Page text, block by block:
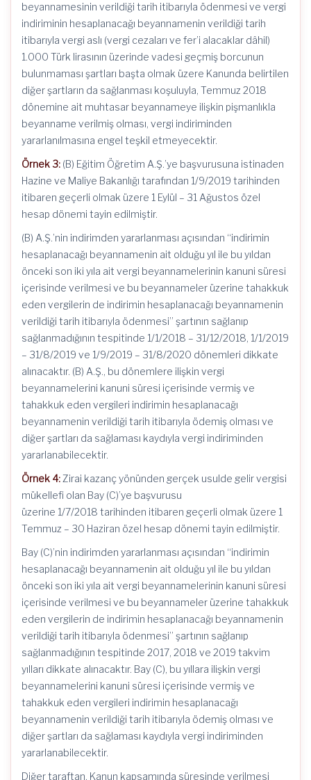
beyannamesinin verildiği tarih itibarıyla ödenmesi ve vergi
indiriminin hesaplanacağı beyannamenin verildiği tarih
itibarıyla vergi aslı (vergi cezaları ve fer’i alacaklar dâhil)
1.000 Türk lirasının üzerinde vadesi geçmiş borcunun
bulunmaması şartları başta olmak üzere Kanunda belirtilen
diğer şartların da sağlanması koşuluyla, Temmuz 2018
dönemine ait muhtasar beyannameye ilişkin pişmanlıkla
beyanname verilmiş olması, vergi indiriminden
yararlanılmasına engel teşkil etmeyecektir.
Örnek 3: (B) Eğitim Öğretim A.Ş.’ye başvurusuna istinaden
Hazine ve Maliye Bakanlığı tarafından 1/9/2019 tarihinden
itibaren geçerli olmak üzere 1 Eylül – 31 Ağustos özel
hesap dönemi tayin edilmiştir.
(B) A.Ş.’nin indirimden yararlanması açısından “indirimin
hesaplanacağı beyannamenin ait olduğu yıl ile bu yıldan
önceki son iki yıla ait vergi beyannamelerinin kanuni süresi
içerisinde verilmesi ve bu beyannameler üzerine tahakkuk
eden vergilerin de indirimin hesaplanacağı beyannamenin
verildiği tarih itibarıyla ödenmesi” şartının sağlanıp
sağlanmadığının tespitinde 1/1/2018 – 31/12/2018, 1/1/2019
– 31/8/2019 ve 1/9/2019 – 31/8/2020 dönemleri dikkate
alınacaktır. (B) A.Ş., bu dönemlere ilişkin vergi
beyannamelerini kanuni süresi içerisinde vermiş ve
tahakkuk eden vergileri indirimin hesaplanacağı
beyannamenin verildiği tarih itibarıyla ödemiş olması ve
diğer şartları da sağlaması kaydıyla vergi indiriminden
yararlanabilecektir.
Örnek 4:Zirai kazanç yönünden gerçek usulde gelir vergisi
mükellefi olan Bay (C)’ye başvurusu
üzerine 1/7/2018 tarihinden itibaren geçerli olmak üzere 1
Temmuz – 30 Haziran özel hesap dönemi tayin edilmiştir.
Bay (C)’nin indirimden yararlanması açısından “indirimin
hesaplanacağı beyannamenin ait olduğu yıl ile bu yıldan
önceki son iki yıla ait vergi beyannamelerinin kanuni süresi
içerisinde verilmesi ve bu beyannameler üzerine tahakkuk
eden vergilerin de indirimin hesaplanacağı beyannamenin
verildiği tarih itibarıyla ödenmesi” şartının sağlanıp
sağlanmadığının tespitinde 2017, 2018 ve 2019 takvim
yılları dikkate alınacaktır. Bay (C), bu yıllara ilişkin vergi
beyannamelerini kanuni süresi içerisinde vermiş ve
tahakkuk eden vergileri indirimin hesaplanacağı
beyannamenin verildiği tarih itibarıyla ödemiş olması ve
diğer şartları da sağlaması kaydıyla vergi indiriminden
yararlanabilecektir.
Diğer taraftan, Kanun kapsamında süresinde verilmesi